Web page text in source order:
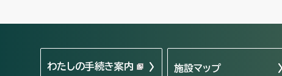
わたしの手続き案内 施設マップ